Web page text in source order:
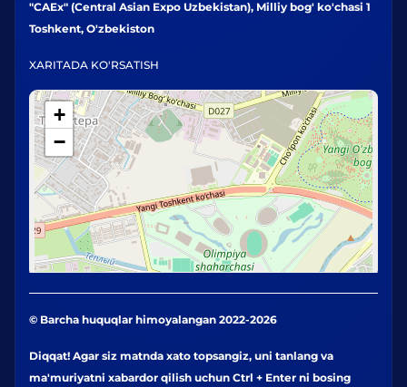
"CAEx" (Central Asian Expo Uzbekistan), Milliy bog' ko'chasi 1
Toshkent, O'zbekiston
XARITADA KO'RSATISH
+
−
© Barcha huquqlar himoyalangan 2022-2026
Diqqat! Agar siz matnda xato topsangiz, uni tanlang va
ma'muriyatni xabardor qilish uchun Ctrl + Enter ni bosing